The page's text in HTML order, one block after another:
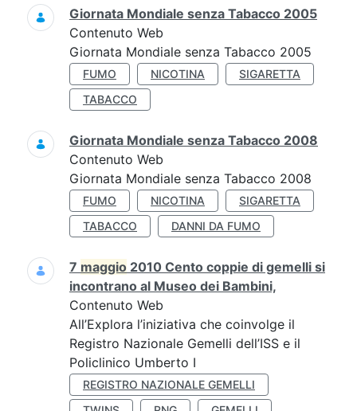
Giornata Mondiale senza Tabacco 2005
Contenuto Web
Giornata Mondiale senza Tabacco 2005
FUMO NICOTINA
SIGARETTA
TABACCO
Giornata Mondiale senza Tabacco 2008
Contenuto Web
Giornata Mondiale senza Tabacco 2008
FUMO NICOTINA
SIGARETTA
TABACCO
DANNI DA FUMO
7 maggio 2010 Cento coppie di gemelli si
incontrano al Museo dei Bambini,
Contenuto Web
All’Explora l’iniziativa che coinvolge il
Registro Nazionale Gemelli dell’ISS e il
Policlinico Umberto I
REGISTRO NAZIONALE GEMELLI